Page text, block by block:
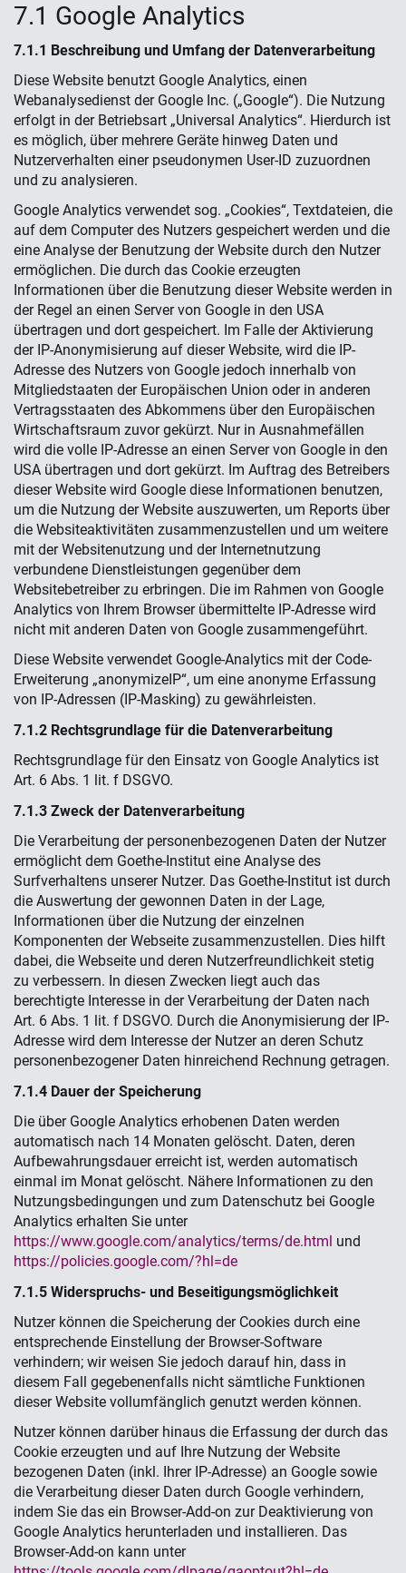
7.1 Google Analytics
7.1.1 Beschreibung und Umfang der Datenverarbeitung
Diese Website benutzt Google Analytics, einen
Webanalysedienst der Google Inc. („Google“). Die Nutzung
erfolgt in der Betriebsart „Universal Analytics“. Hierdurch ist
es möglich, über mehrere Geräte hinweg Daten und
Nutzerverhalten einer pseudonymen User-ID zuzuordnen
und zu analysieren.
Google Analytics verwendet sog. „Cookies“, Textdateien, die
auf dem Computer des Nutzers gespeichert werden und die
eine Analyse der Benutzung der Website durch den Nutzer
ermöglichen. Die durch das Cookie erzeugten
Informationen über die Benutzung dieser Website werden in
der Regel an einen Server von Google in den USA
übertragen und dort gespeichert. Im Falle der Aktivierung
der IP-Anonymisierung auf dieser Website, wird die IP-
Adresse des Nutzers von Google jedoch innerhalb von
Mitgliedstaaten der Europäischen Union oder in anderen
Vertragsstaaten des Abkommens über den Europäischen
Wirtschaftsraum zuvor gekürzt. Nur in Ausnahmefällen
wird die volle IP-Adresse an einen Server von Google in den
USA übertragen und dort gekürzt. Im Auftrag des Betreibers
dieser Website wird Google diese Informationen benutzen,
um die Nutzung der Website auszuwerten, um Reports über
die Websiteaktivitäten zusammenzustellen und um weitere
mit der Websitenutzung und der Internetnutzung
verbundene Dienstleistungen gegenüber dem
Websitebetreiber zu erbringen. Die im Rahmen von Google
Analytics von Ihrem Browser übermittelte IP-Adresse wird
nicht mit anderen Daten von Google zusammengeführt.
Diese Website verwendet Google-Analytics mit der Code-
Erweiterung „anonymizeIP“, um eine anonyme Erfassung
von IP-Adressen (IP-Masking) zu gewährleisten.
7.1.2 Rechtsgrundlage für die Datenverarbeitung
Rechtsgrundlage für den Einsatz von Google Analytics ist
Art. 6 Abs. 1 lit. f DSGVO.
7.1.3 Zweck der Datenverarbeitung
Die Verarbeitung der personenbezogenen Daten der Nutzer
ermöglicht dem Goethe-Institut eine Analyse des
Surfverhaltens unserer Nutzer. Das Goethe-Institut ist durch
die Auswertung der gewonnen Daten in der Lage,
Informationen über die Nutzung der einzelnen
Komponenten der Webseite zusammenzustellen. Dies hilft
dabei, die Webseite und deren Nutzerfreundlichkeit stetig
zu verbessern. In diesen Zwecken liegt auch das
berechtigte Interesse in der Verarbeitung der Daten nach
Art. 6 Abs. 1 lit. f DSGVO. Durch die Anonymisierung der IP-
Adresse wird dem Interesse der Nutzer an deren Schutz
personenbezogener Daten hinreichend Rechnung getragen.
7.1.4 Dauer der Speicherung
Die über Google Analytics erhobenen Daten werden
automatisch nach 14 Monaten gelöscht. Daten, deren
Aufbewahrungsdauer erreicht ist, werden automatisch
einmal im Monat gelöscht. Nähere Informationen zu den
Nutzungsbedingungen und zum Datenschutz bei Google
Analytics erhalten Sie unter
https://www.google.com/analytics/terms/de.html und
https://policies.google.com/?hl=de
7.1.5 Widerspruchs- und Beseitigungsmöglichkeit
Nutzer können die Speicherung der Cookies durch eine
entsprechende Einstellung der Browser-Software
verhindern; wir weisen Sie jedoch darauf hin, dass in
diesem Fall gegebenenfalls nicht sämtliche Funktionen
dieser Website vollumfänglich genutzt werden können.
Nutzer können darüber hinaus die Erfassung der durch das
Cookie erzeugten und auf Ihre Nutzung der Website
bezogenen Daten (inkl. Ihrer IP-Adresse) an Google sowie
die Verarbeitung dieser Daten durch Google verhindern,
indem Sie das ein Browser-Add-on zur Deaktivierung von
Google Analytics herunterladen und installieren. Das
Browser-Add-on kann unter